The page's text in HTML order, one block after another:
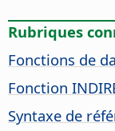
Rubriques
Fonctions de
Fonction
Syntaxe de